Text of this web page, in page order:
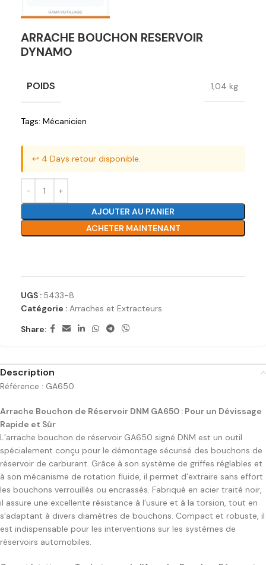
ARRACHE BOUCHON RESERVOIR
DYNAMO
POIDS 1,04 kg
Tags: Mécanicien
↩️ 4 Days retour disponible.
AJOUTER AU PANIER
ACHETER MAINTENANT
UGS : 5433-8
Catégorie : Arraches et Extracteurs
Share:
Description
Référence : GA650
Arrache Bouchon de Réservoir DNM GA650 : Pour un Dévissage
Rapide et Sûr
L’arrache bouchon de réservoir GA650 signé DNM est un outil
spécialement conçu pour le démontage sécurisé des bouchons de
réservoir de carburant. Grâce à son système de griffes réglables et
à son mécanisme de rotation fluide, il permet d’extraire sans effort
les bouchons verrouillés ou encrassés. Fabriqué en acier traité noir,
il assure une excellente résistance à l’usure et à la torsion, tout en
s’adaptant à divers diamètres de bouchons. Compact et robuste, il
est indispensable pour les interventions sur les systèmes de
réservoirs automobiles.